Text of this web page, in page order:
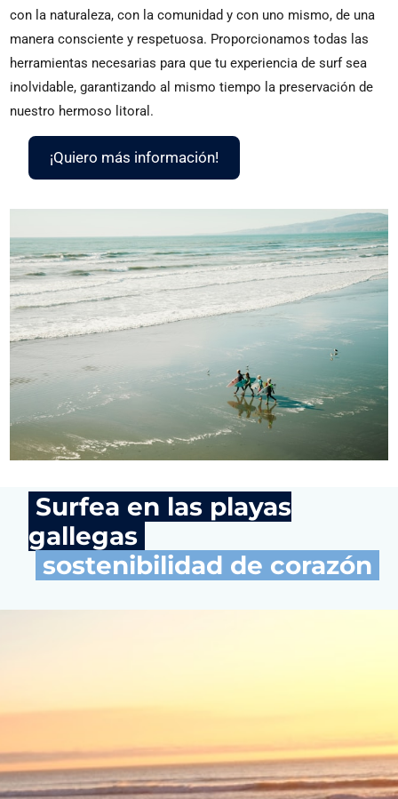
con la naturaleza, con la comunidad y con uno mismo, de una
manera consciente y respetuosa. Proporcionamos todas las
herramientas necesarias para que tu experiencia de surf sea
inolvidable, garantizando al mismo tiempo la preservación de
nuestro hermoso litoral.
¡Quiero más información!
Surfea en las playas
gallegas
sostenibilidad de corazón